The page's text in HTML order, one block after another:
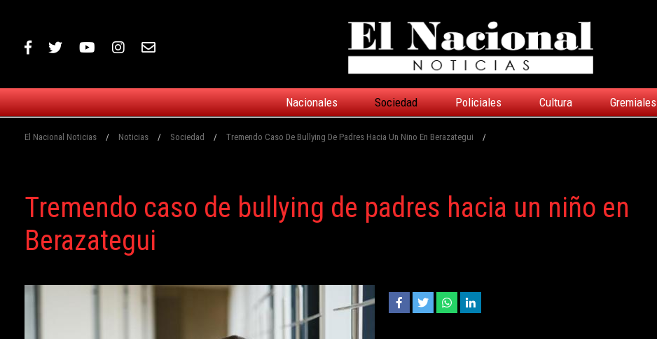
Nacionales Sociedad Policiales Cultura Gremiales
El Nacional Noticias / Noticias / Sociedad / Tremendo Caso De Bullying De Padres Hacia Un Nino En Berazategui /
Tremendo caso de bullying de padres hacia un niño en
Berazategui